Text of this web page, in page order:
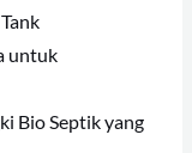
untuk
Bio Septik yang